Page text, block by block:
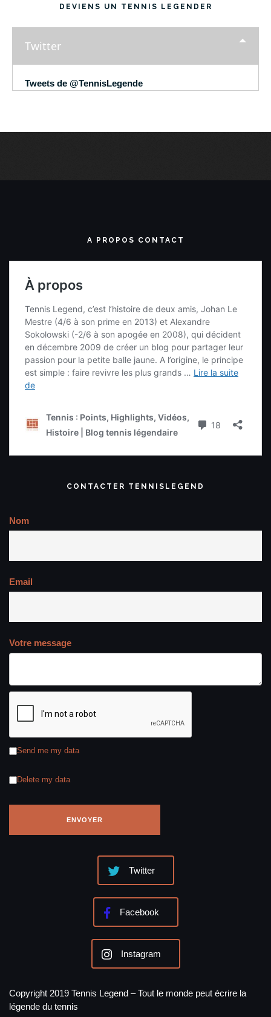
DEVIENS UN TENNIS LEGENDER
Twitter
Tweets de @TennisLegende
A PROPOS CONTACT
CONTACTER TENNISLEGEND
Nom
Email
Votre message
Send me my data
Delete my data
Twitter
Facebook
Instagram
Copyright 2019 Tennis Legend – Tout le monde peut écrire la
légende du tennis